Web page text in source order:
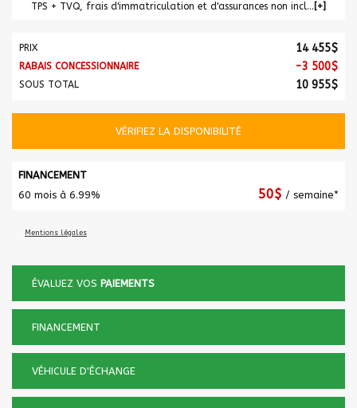
TPS + TVQ, frais d'immatriculation et d'assurances non inclus.
PRIX 14 455$
RABAIS CONCESSIONNAIRE -3 500$
SOUS TOTAL 10 955$
VÉRIFIEZ LA DISPONIBILITÉ
FINANCEMENT
60 mois à 6.99%
50$ / semaine*
Mentions légales
ÉVALUEZ VOS PAIEMENTS
FINANCEMENT
VÉHICULE D'ÉCHANGE